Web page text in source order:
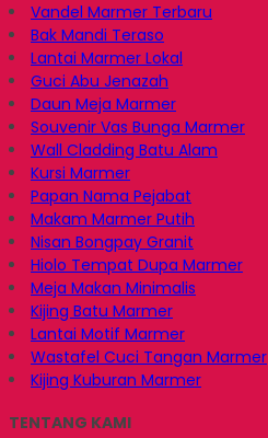
Vandel Marmer Terbaru
Bak Mandi Teraso
Lantai Marmer Lokal
Guci Abu Jenazah
Daun Meja Marmer
Souvenir Vas Bunga Marmer
Wall Cladding Batu Alam
Kursi Marmer
Papan Nama Pejabat
Makam Marmer Putih
Nisan Bongpay Granit
Hiolo Tempat Dupa Marmer
Meja Makan Minimalis
Kijing Batu Marmer
Lantai Motif Marmer
Wastafel Cuci Tangan Marmer
Kijing Kuburan Marmer
TENTANG KAMI